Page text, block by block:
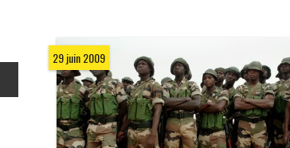
29 juin 2009